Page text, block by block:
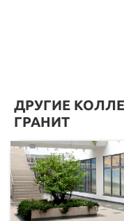
ДРУГИЕ
ГРАНИТ